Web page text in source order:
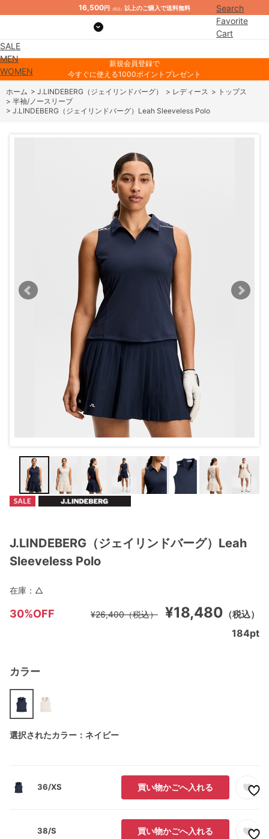
16,500円 （税込） 以上のご購入で送料無料
Search
Favorite
Cart
SALE
MEN
WOMEN
新規会員登録で
今すぐに使える1000ポイントプレゼント
ホーム > J.LINDEBERG（ジェイリンドバーグ） > レディース > トップス
> 半袖/ノースリーブ
> J.LINDEBERG（ジェイリンドバーグ）Leah Sleeveless Polo
J.LINDEBERG（ジェイリンドバーグ）Leah
Sleeveless Polo
30%OFF ¥18,480 （税込）
¥26,400（税込）
カラー
選択されたカラー：ネイビー
36/XS 買い物かごへ入れる
38/S 買い物かごへ入れる
在庫： △
184pt